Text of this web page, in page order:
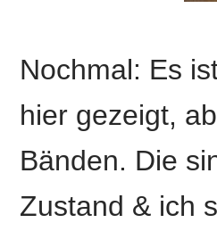
Nochmal: Es
hier gezeigt,
Bänden. Die
Zustand & ich